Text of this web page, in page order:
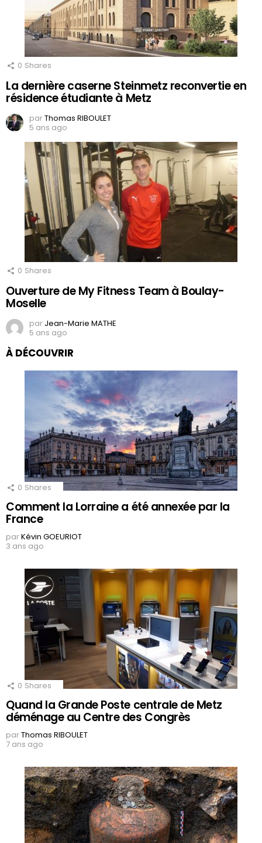
0 Shares
La dernière caserne Steinmetz reconvertie en
résidence étudiante à Metz
parThomas RIBOULET
5 ans ago
0 Shares
Ouverture de My Fitness Team à Boulay-
Moselle
par Jean-Marie MATHE
5 ans ago
À DÉCOUVRIR
0 Shares
Comment la Lorraine a été annexée par la
France
parKévin GOEURIOT
3 ans ago
0 Shares
Quand la Grande Poste centrale de Metz
déménage au Centre des Congrès
parThomas RIBOULET
7 ans ago